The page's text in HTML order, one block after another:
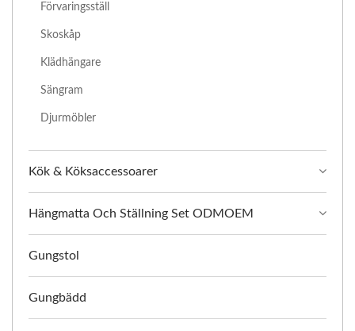
Förvaringsställ
Skoskåp
Klädhängare
Sängram
Djurmöbler
Kök & Köksaccessoarer
Hängmatta Och Ställning Set ODMOEM
Gungstol
Gungbädd